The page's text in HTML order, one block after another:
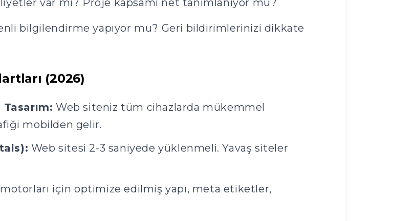
var mı? Proje kapsamı net tanımlanıyor mu?
bilgilendirme yapıyor mu? Geri bildirimlerinizi dikkate
(2026)
Web siteniz tüm cihazlarda mükemmel
mobilden gelir.
Web sitesi 2-3 saniyede yüklenmeli. Yavaş siteler
için optimize edilmiş yapı, meta etiketler,